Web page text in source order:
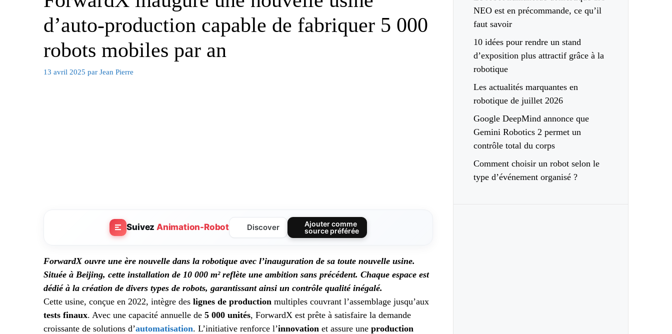
d’auto-production capable de fabriquer 5 000
robots mobiles par an
13 avril 2025 par Jean Pierre
SuivezAnimation-Robot Discover
Ajouter comme
source préférée
ForwardX ouvre une ère nouvelle dans la robotique avec l’inauguration de sa toute nouvelle usine.
Située à Beijing, cette installation de 10 000 m² reflète une ambition sans précédent. Chaque espace est
dédié à la création de divers types de robots, garantissant ainsi un contrôle qualité inégalé.
Cette usine, conçue en 2022, intègre des lignes de production multiples couvrant l’assemblage jusqu’aux
tests finaux. Avec une capacité annuelle de 5 000 unités, ForwardX est prête à satisfaire la demande
croissante de solutions d’automatisation. L’initiative renforce l’innovation et assure une production
NEO est en précommande, ce qu’il
faut savoir
10 idées pour rendre un stand
d’exposition plus attractif grâce à la
robotique
Les actualités marquantes en
robotique de juillet 2026
Google DeepMind annonce que
Gemini Robotics 2 permet un
contrôle total du corps
Comment choisir un robot selon le
type d’événement organisé ?